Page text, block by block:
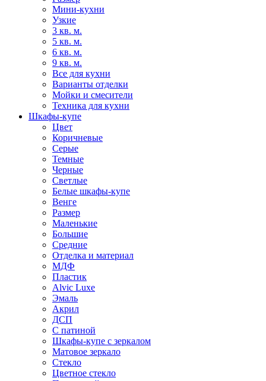
Мини-кухни
Узкие
3 кв. м.
5 кв. м.
6 кв. м.
9 кв. м.
Все для кухни
Варианты отделки
Мойки и смесители
Техника для кухни
Шкафы-купе
Цвет
Коричневые
Серые
Темные
Черные
Светлые
Белые шкафы-купе
Венге
Размер
Маленькие
Большие
Средние
Отделка и материал
МДФ
Пластик
Alvic Luxe
Эмаль
Акрил
ДСП
С патиной
Шкафы-купе с зеркалом
Матовое зеркало
Стекло
Цветное стекло